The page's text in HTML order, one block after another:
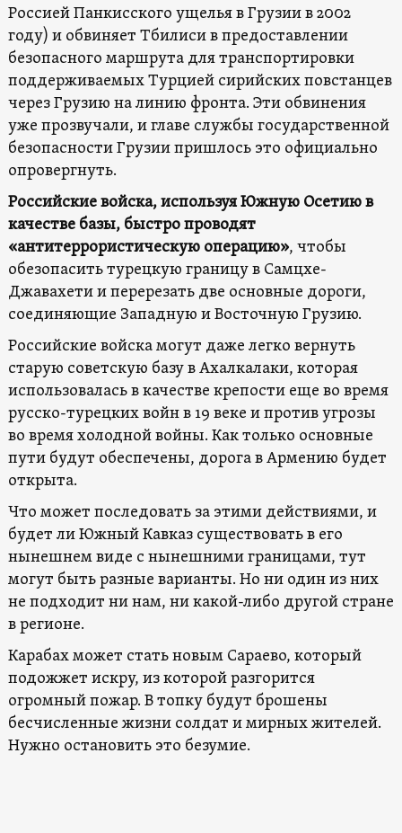
Россией Панкисского ущелья в Грузии в 2002
году) и обвиняет Тбилиси в предоставлении
безопасного маршрута для транспортировки
поддерживаемых Турцией сирийских повстанцев
через Грузию на линию фронта. Эти обвинения
уже прозвучали, и главе службы государственной
безопасности Грузии пришлось это официально
опровергнуть.
Российские войска, используя Южную Осетию в
качестве базы, быстро проводят
«антитеррористическую операцию», чтобы
обезопасить турецкую границу в Самцхе-
Джавахети и перерезать две основные дороги,
соединяющие Западную и Восточную Грузию.
Российские войска могут даже легко вернуть
старую советскую базу в Ахалкалаки, которая
использовалась в качестве крепости еще во время
русско-турецких войн в 19 веке и против угрозы
во время холодной войны. Как только основные
пути будут обеспечены, дорога в Армению будет
открыта.
Что может последовать за этими действиями, и
будет ли Южный Кавказ существовать в его
нынешнем виде с нынешними границами, тут
могут быть разные варианты. Но ни один из них
не подходит ни нам, ни какой-либо другой стране
в регионе.
Карабах может стать новым Сараево, который
подожжет искру, из которой разгорится
огромный пожар. В топку будут брошены
бесчисленные жизни солдат и мирных жителей.
Нужно остановить это безумие.